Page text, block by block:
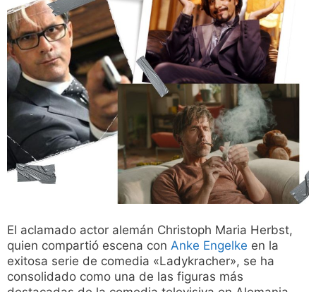
El aclamado actor alemán Christoph Maria Herbst,
quien compartió escena con Anke Engelke en la
exitosa serie de comedia «Ladykracher», se ha
consolidado como una de las figuras más